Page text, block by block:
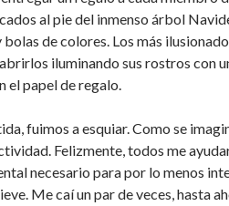
al pie del inmenso árbol
de colores. Los más
iluminando sus rostros con
el papel de regalo.
fuimos a esquiar. Como se
Felizmente, todos me
necesario para por lo menos
Me caí un par de veces, hasta